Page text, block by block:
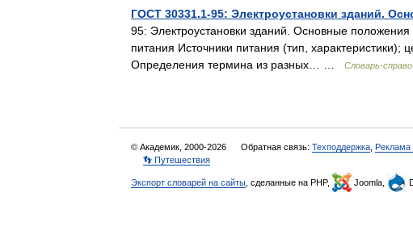
ГОСТ 30331.1-95: Электроустановки зданий.
95: Электроустановки зданий. Основные
питания Источники питания (тип, характеристики);
Определения термина из разных… …
Словарь-
© Академик, 2000-2026 Обратная связь: Техподдержка Реклама
👣 Путешествия
Экспорт словарей на сайты , сделанные на PHP, Joomla,